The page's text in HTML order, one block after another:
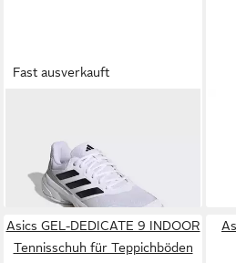
Fast ausverkauft
CLAY Tennisschuh für
Sandplätze, Clay
ab 83,99 €
Asics GEL-DEDICATE 9 INDOOR
Tennisschuh für Teppichböden